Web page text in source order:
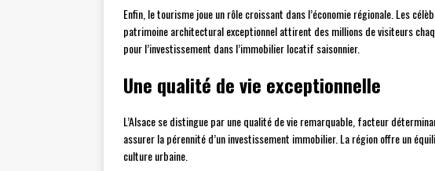
Enfin, le tourisme joue un rôle croissant dans l’économie régionale. Les
patrimoine architectural exceptionnel attirent des millions de visiteurs
pour l’investissement dans l’immobilier locatif saisonnier.
Une qualité de vie exceptionnelle
L’Alsace se distingue par une qualité de vie remarquable, facteur
assurer la pérennité d’un investissement immobilier. La région offre un
culture urbaine.